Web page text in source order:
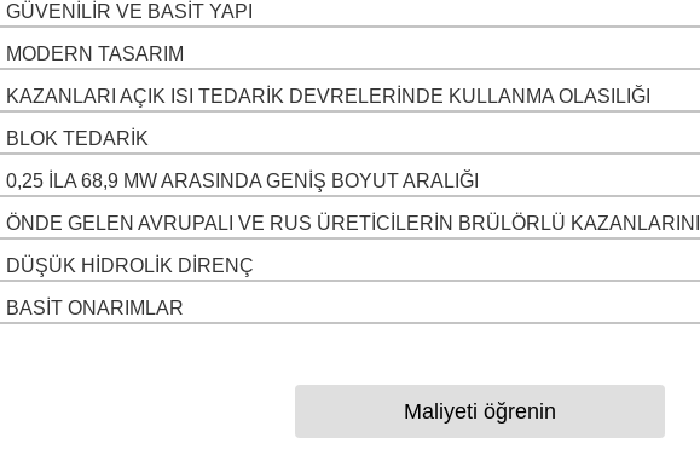
GÜVENILIR VE BASIT YAPI
MODERN TASARIM
KAZANLARI AÇIK ISI TEDARIK DEVRELERINDE KULLANMA OLASILIĞI
BLOK TEDARIK
0,25 ILA 68,9 MW ARASINDA GENIŞ BOYUT ARALIĞI
ÖNDE GELEN AVRUPALI VE RUS ÜRETICILERIN BRÜLÖRLÜ
DÜŞÜK HIDROLIK DIRENÇ
BASIT ONARIMLAR
Maliyeti öğrenin